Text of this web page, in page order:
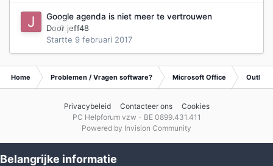
0
Google agenda is niet meer te vertrouwen
Door jeff48
Startte 9 februari 2017
Home Problemen / Vragen software? Microsoft Office Outlook
Privacybeleid Contacteer ons
Cookies
PC Helpforum vzw - BE 0899.431.411
Powered by Invision Community
Belangrijke informatie